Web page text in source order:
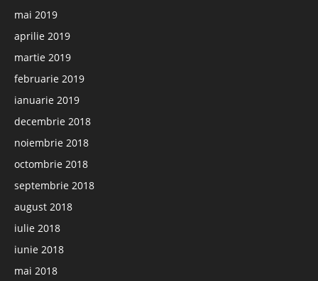
mai 2019
aprilie 2019
martie 2019
februarie 2019
ianuarie 2019
decembrie 2018
noiembrie 2018
octombrie 2018
septembrie 2018
august 2018
iulie 2018
iunie 2018
mai 2018